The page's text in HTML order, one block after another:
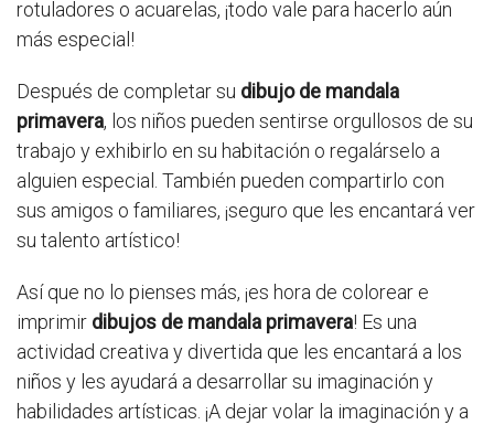
rotuladores o acuarelas, ¡todo vale para hacerlo aún
más especial!
Después de completar su dibujo de mandala
primavera, los niños pueden sentirse orgullosos de su
trabajo y exhibirlo en su habitación o regalárselo a
alguien especial. También pueden compartirlo con
sus amigos o familiares, ¡seguro que les encantará ver
su talento artístico!
Así que no lo pienses más, ¡es hora de colorear e
imprimir dibujos de mandala primavera! Es una
actividad creativa y divertida que les encantará a los
niños y les ayudará a desarrollar su imaginación y
habilidades artísticas. ¡A dejar volar la imaginación y a